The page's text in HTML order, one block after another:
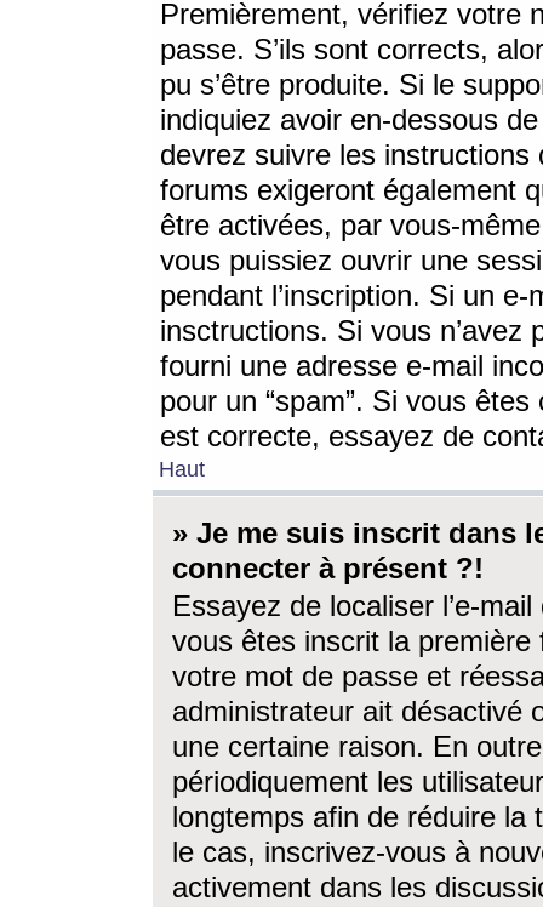
Premièrement, vérifiez votre
passe. S’ils sont corrects,
pu s’être produite. Si le
indiquiez avoir en-dessous
devrez suivre les
forums exigeront également
être activées, par vous-
vous puissiez ouvrir une
pendant l’inscription. Si un
insctructions. Si vous n’avez
fourni une adresse e-mail
pour un “spam”. Si vous
est correcte, essayez de
Haut
» Je me suis inscrit dans
connecter à présent ?!
Essayez de localiser l’e-
vous êtes inscrit la première
votre mot de passe et
administrateur ait désactivé
une certaine raison. En
périodiquement les
longtemps afin de réduire la
le cas, inscrivez-vous à
activement dans les